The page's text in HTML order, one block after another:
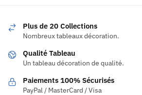
Plus de 20 Collections
Nombreux tableaux décoration.
Qualité Tableau
Un tableau décoration de qualité.
Paiements 100% Sécurisés
PayPal / MasterCard / Visa